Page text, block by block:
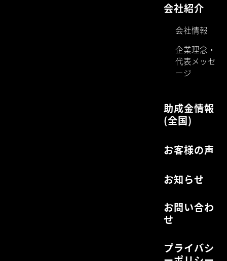
会社紹介
会社情報
企業理念・
代表メッセ
ージ
助成金情報
(全国)
お客様の声
お知らせ
お問い合わ
せ
プライバシ